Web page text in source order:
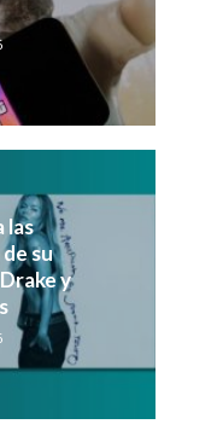
las
su
y